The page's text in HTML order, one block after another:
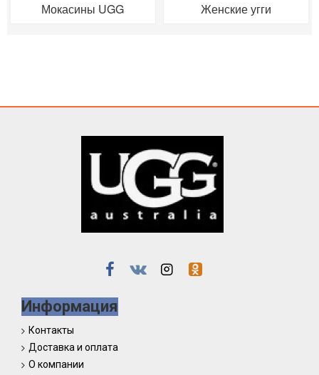
Мокасины UGG Женские угги
Информация
Контакты
Доставка и оплата
О компании